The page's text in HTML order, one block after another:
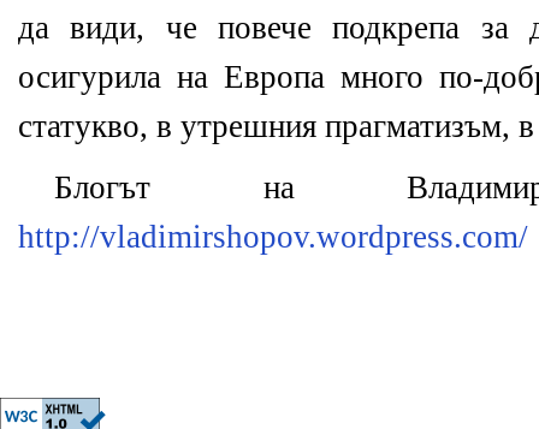
да види, че повече подкрепа за
осигурила на Европа много по-
статукво, в утрешния прагматизъм,
Блогът на
http://vladimirshopov.wordpress.com/